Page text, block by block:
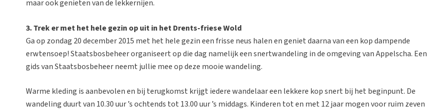
maar ook genieten van de lekkernijen.
3. Trek er met het hele gezin op uit in het Drents-friese Wold
Ga op zondag 20 december 2015 met het hele gezin een frisse neus halen en geniet daarna van een kop dampende
erwtensoep! Staatsbosbeheer organiseert op die dag namelijk een snertwandeling in de omgeving van Appelscha. Een
gids van Staatsbosbeheer neemt jullie mee op deze mooie wandeling.
Warme kleding is aanbevolen en bij terugkomst krijgt iedere wandelaar een lekkere kop snert bij het beginpunt. De
wandeling duurt van 10.30 uur ’s ochtends tot 13.00 uur ’s middags. Kinderen tot en met 12 jaar mogen voor ruim zeven